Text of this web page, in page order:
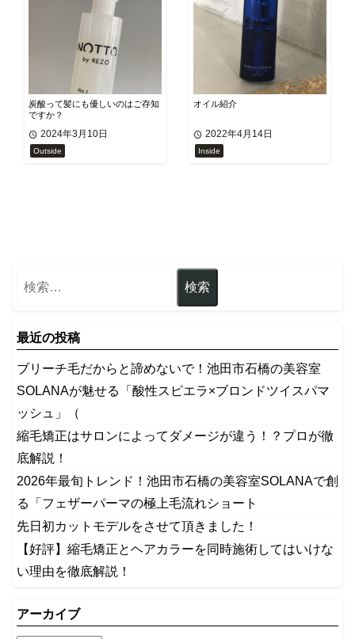
炭酸って髪にも優しいのはご存知
ですか？
2024年3月10日
Outside
オイル紹介
2022年4月14日
Inside
最近の投稿
ブリーチ毛だからと諦めないで！池田市石橋の美容室
SOLANAが魅せる「酸性スピエラ×ブロンドツイスパマ
ッシュ」（
縮毛矯正はサロンによってダメージが違う！？プロが徹
底解説！
2026年最旬トレンド！池田市石橋の美容室SOLANAで創
る「フェザーパーマの極上毛流れショート
先日初カットモデルをさせて頂きました！
【好評】縮毛矯正とヘアカラーを同時施術してはいけな
い理由を徹底解説！
アーカイブ